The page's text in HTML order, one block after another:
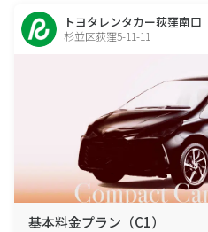
トヨタレンタカー荻窪南口
杉並区荻窪5-11-11
基本料金プラン（C1）